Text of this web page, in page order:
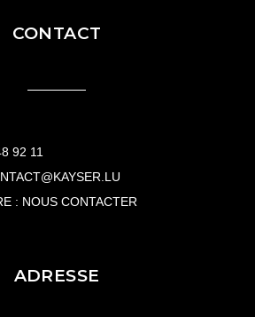
CONTACT
92 11
: NOUS CONTACTER
ADRESSE